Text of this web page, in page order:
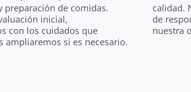
preparación de comidas.
inicial,
con los cuidados que
ampliaremos si es necesario.
calidad.
de
nuestra